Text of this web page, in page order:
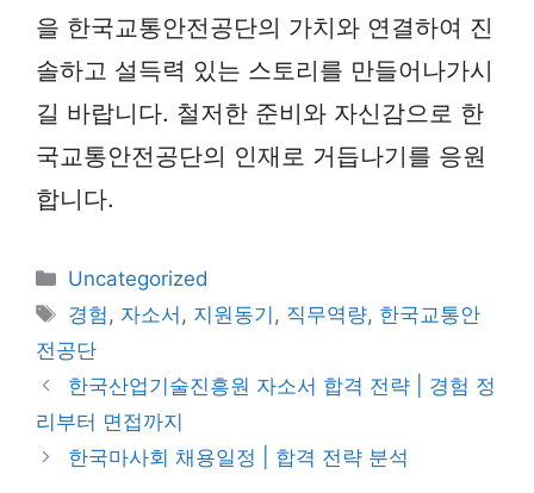
을 한국교통안전공단의 가치와 연결하여 진
솔하고 설득력 있는 스토리를 만들어나가시
길 바랍니다. 철저한 준비와 자신감으로 한
국교통안전공단의 인재로 거듭나기를 응원
합니다.
카
테
고
리
Uncategorized
태
그
경험 , 자소서 , 지원동기 , 직무역량, 한국교통안
전공단
한국산업기술진흥원 자소서 합격 전략 | 경험 정
리부터 면접까지
한국마사회 채용일정 | 합격 전략 분석